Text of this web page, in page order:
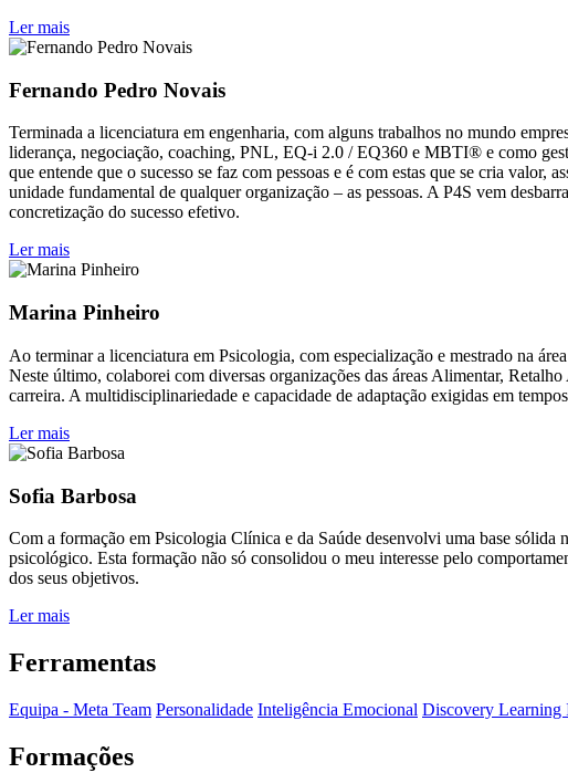
Ler mais
Fernando Pedro Novais
Terminada a licenciatura em engenharia, com alguns trabalhos no mundo
liderança, negociação, coaching, PNL, EQ-i 2.0 / EQ360 e MBTI® e como
que entende que o sucesso se faz com pessoas e é com estas que se cria
unidade fundamental de qualquer organização – as pessoas. A P4S vem
concretização do sucesso efetivo.
Ler mais
Marina Pinheiro
Ao terminar a licenciatura em Psicologia, com especialização e mestrado na
Neste último, colaborei com diversas organizações das áreas Alimentar,
carreira. A multidisciplinariedade e capacidade de adaptação exigidas em
Ler mais
Sofia Barbosa
Com a formação em Psicologia Clínica e da Saúde desenvolvi uma base
psicológico. Esta formação não só consolidou o meu interesse pelo
dos seus objetivos.
Ler mais
Ferramentas
Equipa - Meta Team Personalidade Inteligência Emocional Discovery
Formações